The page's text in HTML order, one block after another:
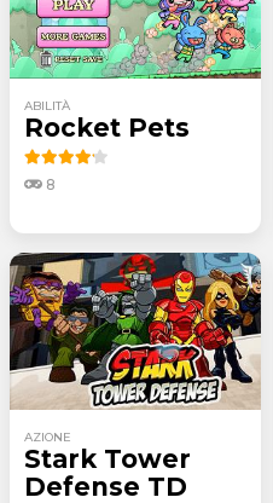
ABILITÀ
Rocket Pets
8
AZIONE
Stark Tower
Defense TD